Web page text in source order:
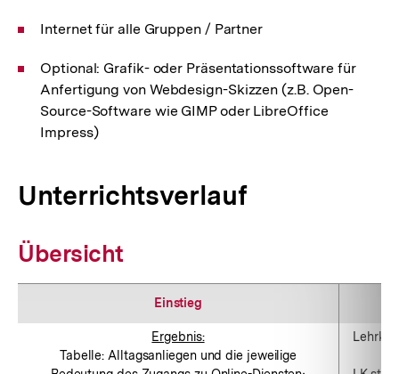
Internet für alle Gruppen / Partner
Optional: Grafik- oder Präsentationssoftware für
Anfertigung von Webdesign-Skizzen (z.B. Open-
Source-Software wie GIMP oder LibreOffice
Impress)
Unterrichtsverlauf
Übersicht
Einstieg
Ergebnis:
Tabelle: Alltagsanliegen und die jeweilige